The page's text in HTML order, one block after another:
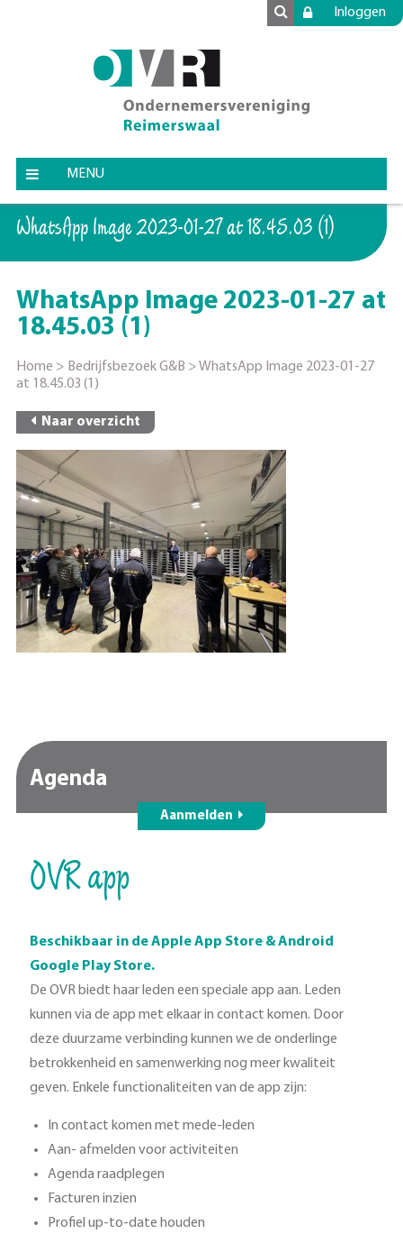
Inloggen
MENU
WhatsApp Image 2023-01-27 at 18.45.03 (1)
WhatsApp Image 2023-01-27 at
18.45.03 (1)
Home > Bedrijfsbezoek G&B >WhatsApp Image 2023-01-27
at 18.45.03 (1)
Naar overzicht
Agenda
Aanmelden
OVR app
Beschikbaar in de Apple App Store & Android
Google Play Store.
De OVR biedt haar leden een speciale app aan. Leden
kunnen via de app met elkaar in contact komen. Door
deze duurzame verbinding kunnen we de onderlinge
betrokkenheid en samenwerking nog meer kwaliteit
geven. Enkele functionaliteiten van de app zijn:
In contact komen met mede-leden
Aan- afmelden voor activiteiten
Agenda raadplegen
Facturen inzien
Profiel up-to-date houden